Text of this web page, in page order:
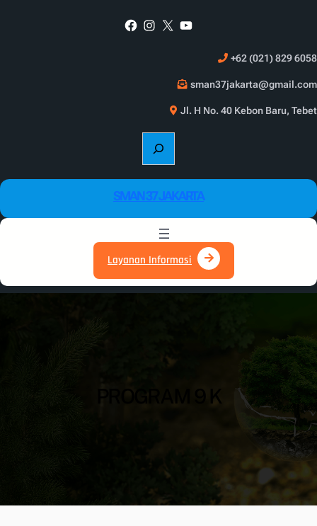
Facebook Instagram X YouTube
+62 (021) 829 6058
sman37jakarta@gmail.com
Jl. H No. 40 Kebon Baru, Tebet
SMAN 37 JAKARTA
Layanan Informasi
PROGRAM 9 K